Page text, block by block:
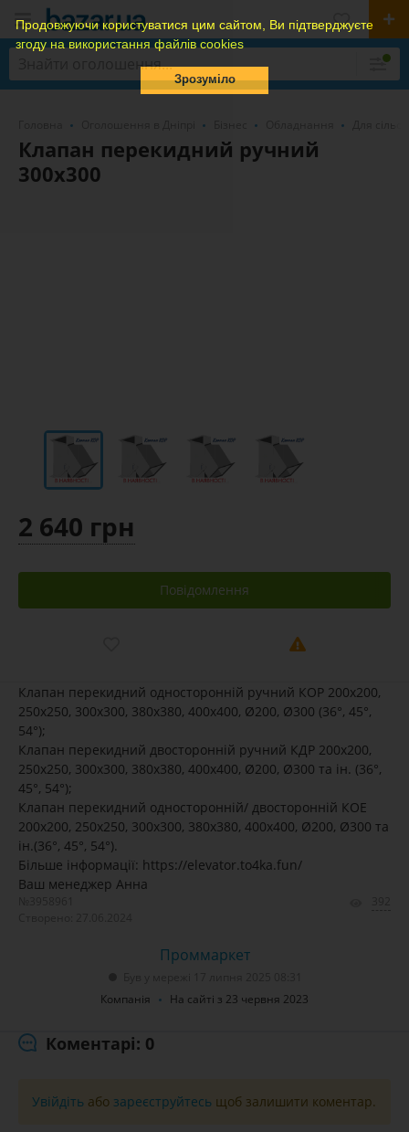
Продовжуючи користуватися цим сайтом, Ви підтверджуєте
згоду на використання файлів cookies
Зрозуміло
Клапан перекидний ручний
300х300
2 640 грн
Повідомлення
Клапан перекидний односторонній ручний КОР 200х200,
250х250, 300х300, 380х380, 400х400, Ø200, Ø300 (36°, 45°,
54°);
Клапан перекидний двосторонній ручний КДР 200х200,
250х250, 300х300, 380х380, 400х400, Ø200, Ø300 та ін. (36°,
45°, 54°);
Клапан перекидний односторонній/ двосторонній КОЕ
200х200, 250х250, 300х300, 380х380, 400х400, Ø200, Ø300 та
ін.(36°, 45°, 54°).
Більше інформації: https://elevator.to4ka.fun/
Ваш менеджер Анна
Проммаркет
Компанія
На сайті з 23 червня 2023
Коментарі: 0
Увійдіть або зареєструйтесь щоб залишити коментар.